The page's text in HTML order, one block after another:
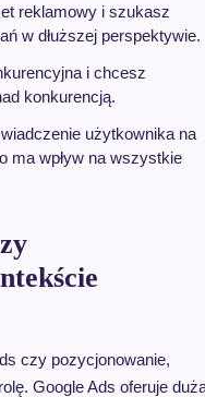
reklamowy i szukasz
w dłuższej perspektywie.
i chcesz
konkurencją.
użytkownika na
ma wpływ na wszystkie
czy pozycjonowanie,
Google Ads oferuje